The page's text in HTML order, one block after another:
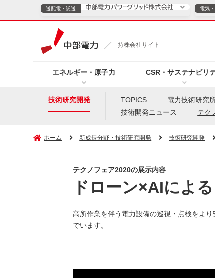
持株会社サイト
エネルギー・原子力 CSR・サステナビリ
送配電・託送
ニュース（新しいウィンドウを開きます）
電気
電気・ガスのご契約
プレスリリース （新しいウィンドウを開きます）
（新しいウィンド
よくある
技術研究開発 TOPICS 電力技術研究
技術開発ニュース
テク
ホーム 新成長分野・技術研究開発 技術研究開発
テクノフェア2020の展示内容
ドローン×AIによ
高所作業を伴う電力設備の巡視・点検をよ
でいます。